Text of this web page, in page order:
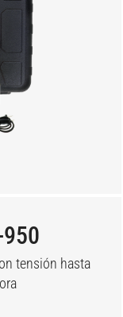
950
tensión hasta